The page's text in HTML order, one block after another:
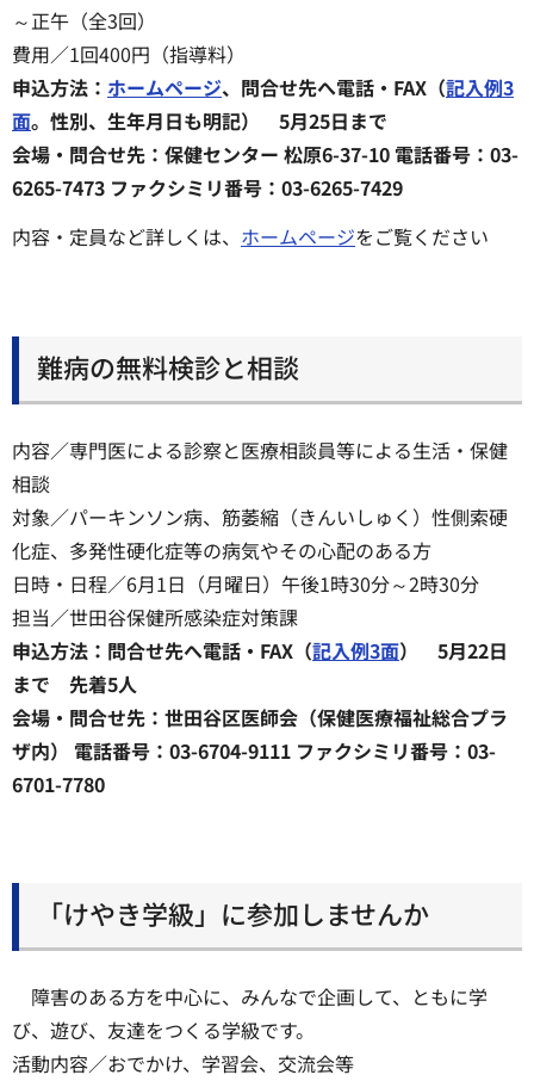
～正午（全3回）
費用／1回400円（指導料）
申込方法： ホームページ、問合せ先へ電話・FAX（記入例3
面。性別、生年月日も明記） 5月25日まで
会場・問合せ先：保健センター 松原6-37-10 電話番号：03-
6265-7473 ファクシミリ番号：03-6265-7429
内容・定員など詳しくは、 ホームページをご覧ください
難病の無料検診と相談
内容／専門医による診察と医療相談員等による生活・保健
相談
対象／パーキンソン病、筋萎縮（きんいしゅく）性側索硬
化症、多発性硬化症等の病気やその心配のある方
日時・日程／6月1日（月曜日）午後1時30分～2時30分
担当／世田谷保健所感染症対策課
申込方法：問合せ先へ電話・FAX（記入例3面） 5月22日
まで 先着5人
会場・問合せ先：世田谷区医師会（保健医療福祉総合プラ
ザ内） 電話番号：03-6704-9111 ファクシミリ番号：03-
6701-7780
「けやき学級」に参加しませんか
障害のある方を中心に、みんなで企画して、ともに学
び、遊び、友達をつくる学級です。
活動内容／おでかけ、学習会、交流会等